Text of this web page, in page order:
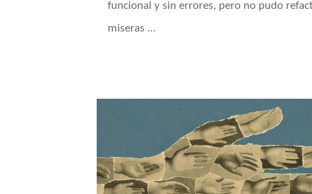
funcional y sin errores, pero no pudo
miseras …